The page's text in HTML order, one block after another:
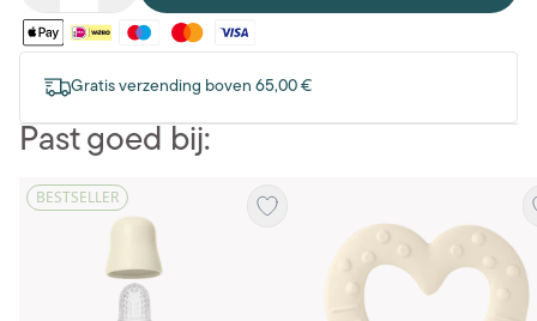
Gratis verzending boven 65,00 €
Past goed bij:
BESTSELLER